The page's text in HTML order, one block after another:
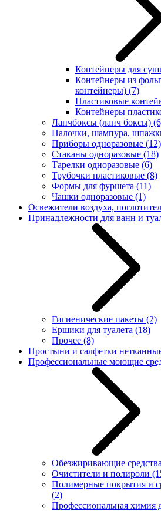
Контейнеры для
Контейнеры из
контейнеры) (7)
Пластиковые
Контейнеры
Ланчбоксы (ланч боксы)
Палочки, шампура,
Приборы одноразовые (12)
Стаканы одноразовые (18)
Тарелки одноразовые (6)
Трубочки пластиковые (8)
Формы для фуршета (11)
Чашки одноразовые (1)
Освежители воздуха,
Принадлежности для ванн и
Гигиенические пакеты (2)
Ершики для туалета (18)
Прочее (8)
Простыни и салфетки
Профессиональные моющие
Обезжиривающие средства
Очистители и полироли
Полимерные покрытия и
(2)
Профессиональная химия